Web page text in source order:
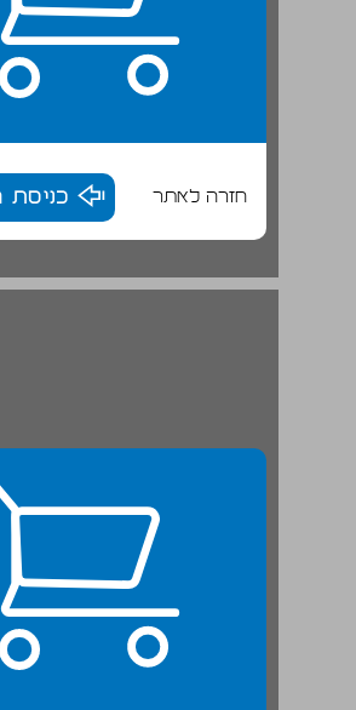
חזרה לאתר כניסת
1. הכנה לתרגול וההתחייבות לתרגל ... 29